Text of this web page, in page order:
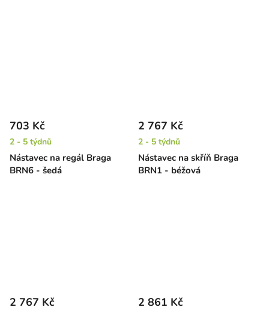
Nástavec na regál Braga
BRN6 - šedá
703 Kč
2 - 5 týdnů
Nástavec na skříň Braga
BRN1 - béžová
2 767 Kč
2 - 5 týdnů
2 767 Kč 2 861 Kč